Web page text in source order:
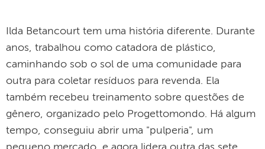
Ilda Betancourt tem uma história diferente. Durante
anos, trabalhou como catadora de plástico,
caminhando sob o sol de uma comunidade para
outra para coletar resíduos para revenda. Ela
também recebeu treinamento sobre questões de
gênero, organizado pelo Progettomondo. Há algum
tempo, conseguiu abrir uma "pulperia", um